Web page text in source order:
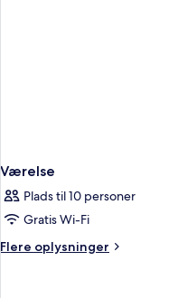
Værelse
Plads til 10 personer
Gratis Wi-Fi
Flere oplysninger
Flere